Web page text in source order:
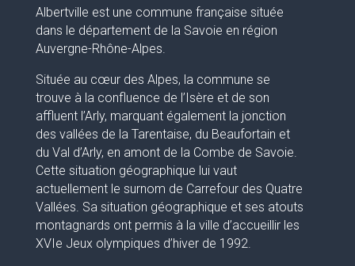
Albertville est une commune française située
dans le département de la Savoie en région
Auvergne-Rhône-Alpes.
Située au cœur des Alpes, la commune se
trouve à la confluence de l’Isère et de son
affluent l’Arly, marquant également la jonction
des vallées de la Tarentaise, du Beaufortain et
du Val d’Arly, en amont de la Combe de Savoie.
Cette situation géographique lui vaut
actuellement le surnom de Carrefour des Quatre
Vallées. Sa situation géographique et ses atouts
montagnards ont permis à la ville d’accueillir les
XVIe Jeux olympiques d’hiver de 1992.